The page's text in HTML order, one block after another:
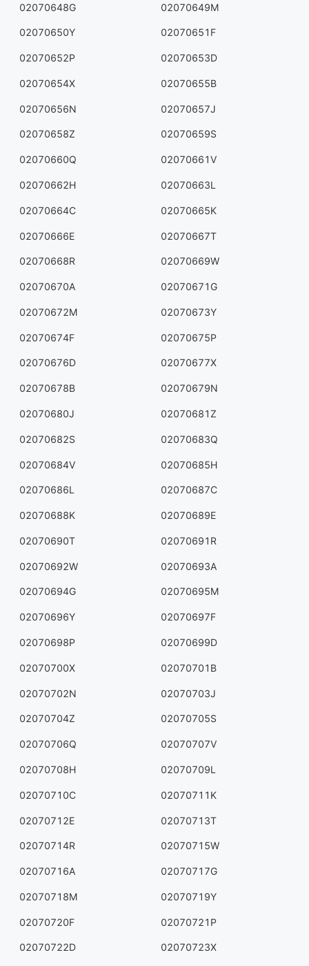
02070648G 02070649M
02070650Y 02070651F
02070652P 02070653D
02070654X 02070655B
02070656N 02070657J
02070658Z 02070659S
02070660Q 02070661V
02070662H 02070663L
02070664C 02070665K
02070666E 02070667T
02070668R 02070669W
02070670A 02070671G
02070672M 02070673Y
02070674F 02070675P
02070676D 02070677X
02070678B 02070679N
02070680J 02070681Z
02070682S 02070683Q
02070684V 02070685H
02070686L 02070687C
02070688K 02070689E
02070690T 02070691R
02070692W 02070693A
02070694G 02070695M
02070696Y 02070697F
02070698P 02070699D
02070700X 02070701B
02070702N 02070703J
02070704Z 02070705S
02070706Q 02070707V
02070708H 02070709L
02070710C 02070711K
02070712E 02070713T
02070714R 02070715W
02070716A 02070717G
02070718M 02070719Y
02070720F 02070721P
02070722D 02070723X